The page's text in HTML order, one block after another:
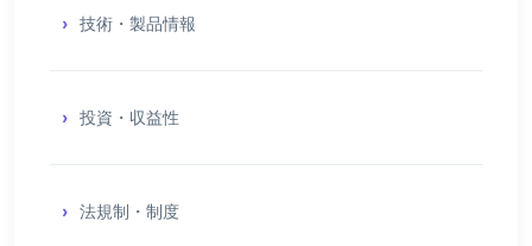
技術・製品情報
投資・収益性
法規制・制度